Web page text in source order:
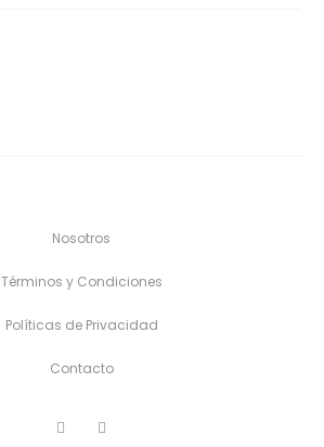
Nosotros
Términos y Condiciones
Políticas de Privacidad
Contacto